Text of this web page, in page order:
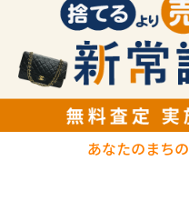
あなたのまちの